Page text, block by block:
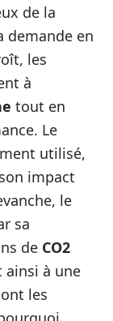
de la
demande en
les
à
tout en
Le
utilisé,
impact
le
sa
de CO2
à une
les